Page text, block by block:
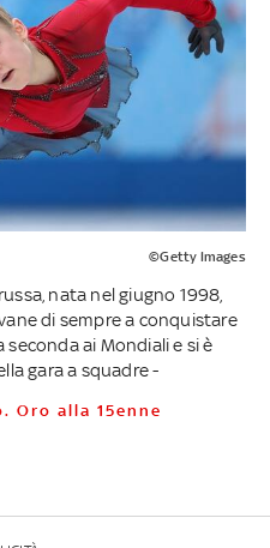
©Getty Images
nata nel giugno 1998,
di sempre a conquistare
ai Mondiali e si è
gara a squadre -